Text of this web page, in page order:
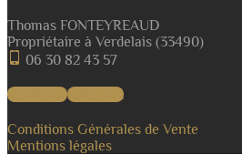
Thomas FONTEYREAUD
Propriétaire à Verdelais (33490)
06 30 82 43 57
Facebook Instagram
Conditions Générales de Vente
Mentions légales